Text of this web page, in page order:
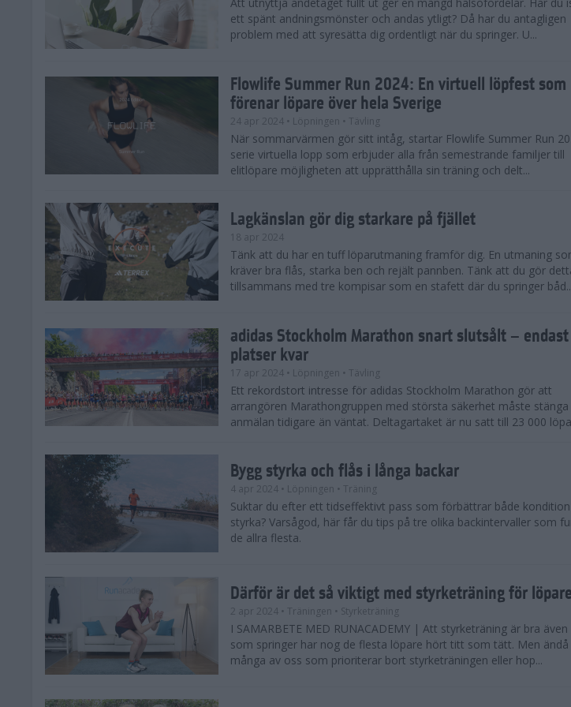
Att utnyttja andetaget fullt ut ger en mängd hälsofördelar. Har du
ett spänt andningsmönster och andas ytligt? Då har du antagligen
problem med att syresätta dig ordentligt när du springer. U...
Flowlife Summer Run 2024: En virtuell löpfest som
förenar löpare över hela Sverige
24 apr 2024 • Löpningen • Tävling
När sommarvärmen gör sitt intåg, startar Flowlife Summer Run
serie virtuella lopp som erbjuder alla från semestrande familjer till
elitlöpare möjligheten att upprätthålla sin träning och delt...
Lagkänslan gör dig starkare på fjället
18 apr 2024
Tänk att du har en tuff löparutmaning framför dig. En utmaning
kräver bra flås, starka ben och rejält pannben. Tänk att du gör
tillsammans med tre kompisar som en stafett där du springer
adidas Stockholm Marathon snart slutsålt –
platser kvar
17 apr 2024 • Löpningen • Tävling
Ett rekordstort intresse för adidas Stockholm Marathon gör att
arrangören Marathongruppen med största säkerhet måste stänga
anmälan tidigare än väntat. Deltagartaket är nu satt till 23 000
Bygg styrka och flås i långa backar
4 apr 2024 • Löpningen • Träning
Suktar du efter ett tidseffektivt pass som förbättrar både
styrka? Varsågod, här får du tips på tre olika backintervaller som
de allra flesta.
Därför är det så viktigt med styrketräning för löpare
2 apr 2024 • Träningen • Styrketräning
I SAMARBETE MED RUNACADEMY | Att styrketräning är bra
som springer har nog de flesta löpare hört titt som tätt. Men ändå
många av oss som prioriterar bort styrketräningen eller hop...